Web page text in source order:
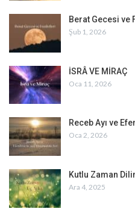
Berat Gecesi ve
Şub 1, 2026
İSRÂ VE MİRAÇ
Oca 11, 2026
Receb Ayı ve
Oca 2, 2026
Kutlu Zaman
Ara 4, 2025